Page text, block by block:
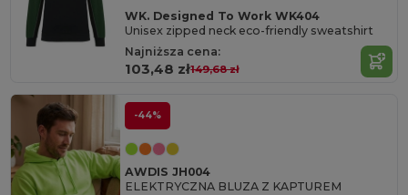
WK. Designed To Work WK404
Unisex zipped neck eco-friendly sweatshirt
Najniższa cena:
103,48 zł149,68 zł
-44%
AWDIS JH004
ELEKTRYCZNA BLUZA Z KAPTUREM